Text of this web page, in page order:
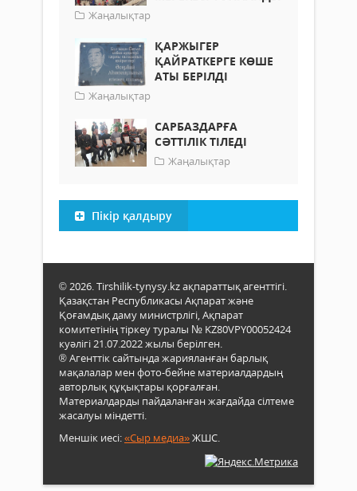
Жаңалықтар
ҚАРЖЫГЕР
ҚАЙРАТКЕРГЕ КӨШЕ
АТЫ БЕРІЛДІ
Жаңалықтар
САРБАЗДАРҒА
СӘТТІЛІК ТІЛЕДІ
Жаңалықтар
Пікір қалдыру
© 2026. Tirshilik-tynysy.kz ақпараттық агенттігі.
Қазақстан Республикасы Ақпарат және
Қоғамдық даму министрлігі, Ақпарат
комитетінің тіркеу туралы № KZ80VPY00052424
куәлігі 21.07.2022 жылы берілген.
® Агенттік сайтында жарияланған барлық
мақалалар мен фото-бейне материалдардың
авторлық құқықтары қорғалған.
Материалдарды пайдаланған жағдайда сілтеме
жасалуы міндетті.
Меншік иесі:«Сыр медиа»ЖШС.